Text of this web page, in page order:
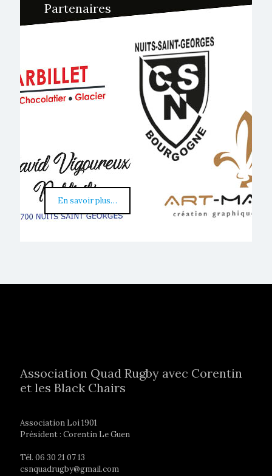
Partenaires
En savoir plus…
Association Quad Rugby avec Corentin
et les Black Chairs
Association Loi 1901
Président : Corentin Le Guen
Tél. 06 30 21 07 13
csnquadrugby@gmail.com